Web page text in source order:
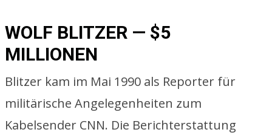
WOLF BLITZER — $5
MILLIONEN
Blitzer kam im Mai 1990 als Reporter für
militärische Angelegenheiten zum
Kabelsender CNN. Die Berichterstattung